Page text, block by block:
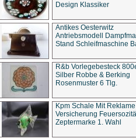
Design Klassiker
Antikes Oesterwitz
Antriebsmodell
Stand Schleifmaschine
R&b Vorlegebesteck
Silber Robbe & Berking
Rosenmuster 6 Tlg.
Kpm Schale Mit Reklame
Versicherung
Zeptermarke 1. Wahl